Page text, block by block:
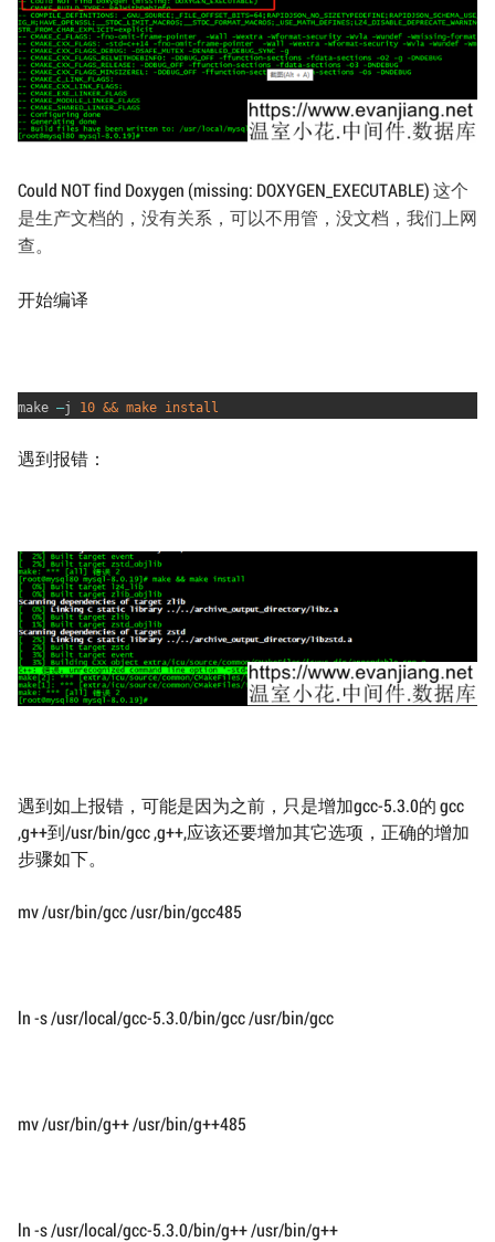
Could NOT find Doxygen (missing: DOXYGEN_EXECUTABLE) 这个
是生产文档的，没有关系，可以不用管，没文档，我们上网
查。
开始编译
make –j 10 && make install
遇到报错：
遇到如上报错，可能是因为之前，只是增加gcc-5.3.0的 gcc
,g++到/usr/bin/gcc ,g++,应该还要增加其它选项，正确的增加
步骤如下。
mv /usr/bin/gcc /usr/bin/gcc485
ln -s /usr/local/gcc-5.3.0/bin/gcc /usr/bin/gcc
mv /usr/bin/g++ /usr/bin/g++485
ln -s /usr/local/gcc-5.3.0/bin/g++ /usr/bin/g++